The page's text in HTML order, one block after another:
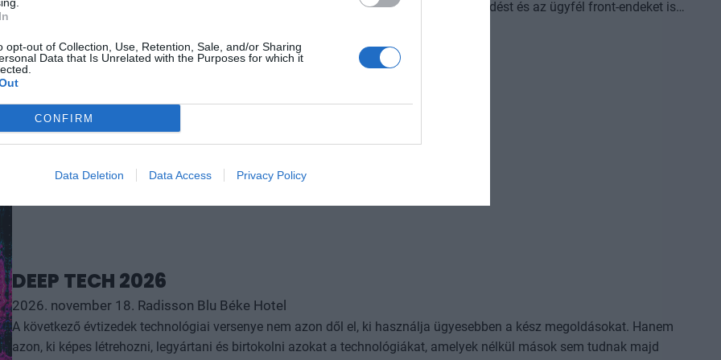
opt-out of Collection, Use, Retention, Sale, and/or Sharing
Data that Is Unrelated with the Purposes for which it
CONFIRM
Data Deletion Data Access Privacy Policy
órában kommunikálunk, ügyeket intézünk. Ám most a digitális világot, a belső működést és az ügyfél front-endeket is
üzleti, compliance és adminisztratív folyamatokat támogató AI-eszközök és vállalti megoldások korábban
elképzelhetetlen sebességet és rendkívüli hatékonyságbeli fejlődési lehetőséget adnak a cégeknek. MIt kezdünk a
megnyert munkaórákkal és a megspórolt munkaerővel? A core bizniszt is felforgatja a mesterséges intelligencia? Mire
jó a vibe coding? Nagyvállalatoknak és kkv-knak is szóló rendezvényünkön többek között ezekre a kérdésekre is
DEEP TECH 2026
2026. november 18. Radisson Blu Béke Hotel
A következő évtizedek technológiai versenye nem azon dől el, ki használja ügyesebben a kész megoldásokat. Hanem
azon, ki képes létrehozni, legyártani és birtokolni azokat a technológiákat, amelyek nélkül mások sem tudnak majd